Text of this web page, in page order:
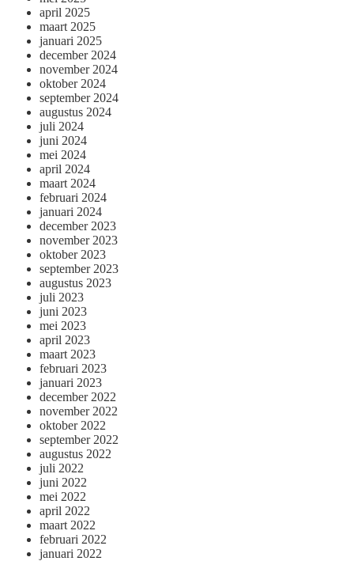
april 2025
maart 2025
januari 2025
december 2024
november 2024
oktober 2024
september 2024
augustus 2024
juli 2024
juni 2024
mei 2024
april 2024
maart 2024
februari 2024
januari 2024
december 2023
november 2023
oktober 2023
september 2023
augustus 2023
juli 2023
juni 2023
mei 2023
april 2023
maart 2023
februari 2023
januari 2023
december 2022
november 2022
oktober 2022
september 2022
augustus 2022
juli 2022
juni 2022
mei 2022
april 2022
maart 2022
februari 2022
januari 2022